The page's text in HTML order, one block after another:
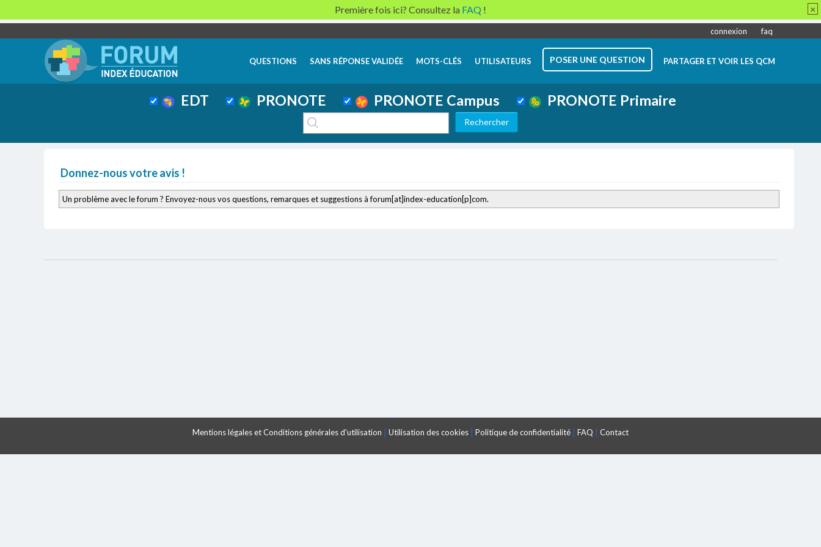
connexion faq
QUESTIONS SANS RÉPONSE VALIDÉE MOTS-CLÉS UTILISATEURS POSER UNE QUESTION PARTAGER ET VOIR LES QCM
EDT PRONOTE PRONOTE Campus PRONOTE Primaire
Donnez-nous votre avis !
Un problème avec le forum ? Envoyez-nous vos questions, remarques et suggestions à forum[at]index-education[p]com.
Mentions légales et Conditions générales d'utilisation | Utilisation des cookies | Politique de confidentialité | FAQ | Contact
Première fois ici? Consultez la FAQ ! ×